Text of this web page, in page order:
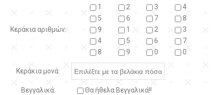
Κεράκια αριθμών:
1 2 3
4
5
6 7
8
9
1 2
3
4
5 6
7
8
9 0 0
Κεράκια μονά:
Βεγγαλικά: Θα ήθελα Βεγγαλικά!!